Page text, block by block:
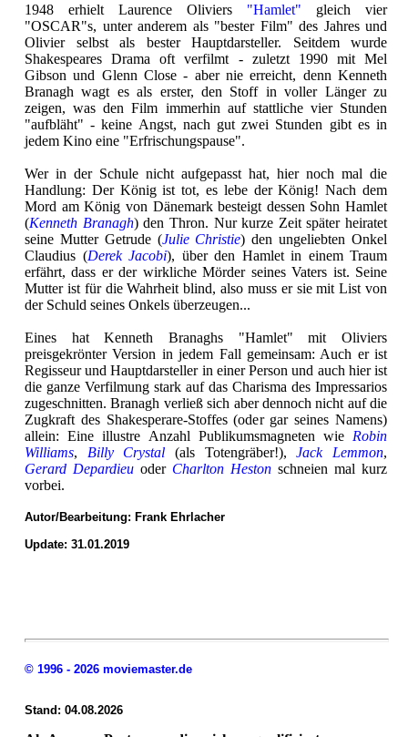
1948 erhielt Laurence Oliviers "Hamlet" gleich vier
"OSCAR"s, unter anderem als "bester Film" des Jahres und
Olivier selbst als bester Hauptdarsteller. Seitdem wurde
Shakespeares Drama oft verfilmt - zuletzt 1990 mit Mel
Gibson und Glenn Close - aber nie erreicht, denn Kenneth
Branagh wagt es als erster, den Stoff in voller Länger zu
zeigen, was den Film immerhin auf stattliche vier Stunden
"aufbläht" - keine Angst, nach gut zwei Stunden gibt es in
jedem Kino eine "Erfrischungspause".
Wer in der Schule nicht aufgepasst hat, hier noch mal die
Handlung: Der König ist tot, es lebe der König! Nach dem
Mord am König von Dänemark besteigt dessen Sohn Hamlet
(Kenneth Branagh) den Thron. Nur kurze Zeit später heiratet
seine Mutter Getrude (Julie Christie) den ungeliebten Onkel
Claudius (Derek Jacobi), über den Hamlet in einem Traum
erfährt, dass er der wirkliche Mörder seines Vaters ist. Seine
Mutter ist für die Wahrheit blind, also muss er sie mit List von
der Schuld seines Onkels überzeugen...
Eines hat Kenneth Branaghs "Hamlet" mit Oliviers
preisgekrönter Version in jedem Fall gemeinsam: Auch er ist
Regisseur und Hauptdarsteller in einer Person und auch hier ist
die ganze Verfilmung stark auf das Charisma des Impressarios
zugeschnitten. Branagh verließ sich aber dennoch nicht auf die
Zugkraft des Shakesperare-Stoffes (oder gar seines Namens)
allein: Eine illustre Anzahl Publikumsmagneten wie Robin
Williams, Billy Crystal (als Totengräber!),Jack Lemmon,
Gerard Depardieu oder Charlton Heston schneien mal kurz
vorbei.
Autor/Bearbeitung: Frank Ehrlacher
Update: 31.01.2019
© 1996 - 2026 moviemaster.de
Stand: 04.08.2026